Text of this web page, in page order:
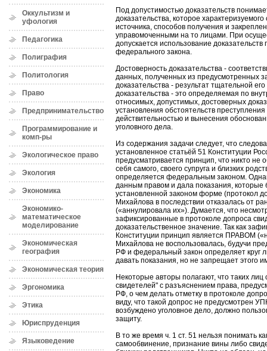
Оккультизм и
уфология
Педагогика
Полиграфия
Политология
Право
Предпринимательство
Программирование и
комп-ры
Экологическое право
Экология
Экономика
Экономико-
математическое
моделирование
Экономическая
география
Экономическая теория
Эргономика
Этика
Юриспруденция
Языковедение
Под допустимостью доказательств
доказательства, которое
источника, способов получения и
управомоченными на то лицами. При
допускается использование
федерального закона.
Достоверность доказательства -
данных, полученных из предусмотренных
доказательства - результат тщательной
доказательства - это определяемая по
относимых, допустимых, достоверных
установления обстоятельств преступления
действительностью и вынесения
уголовного дела.
Из содержания задачи следует, что
установленное статьёй 51 Конституции
предусматривается принцип, что никто не
себя самого, своего супруга и близких
определяется федеральным законом.
данным правом и дала показания,
установленной законом форме (протокол
Михайлова в последствии отказалась от
(«аннулировала их»). Думается, что
зафиксированные в протоколе допроса
доказательственное значение. Так как
Конституции принцип является ПРАВОМ
Михайлова не воспользовалась, будучи
РФ и федеральный закон определяет круг
давать показания, но не запрещает этого
Некоторые авторы полагают, что таких лиц
свидетелей" с разъяснением права,
РФ, о чем делать отметку в протоколе
виду, что такой допрос не предусмотрен
возбуждено уголовное дело, должно
защиту.
В то же время ч. 1 ст. 51 нельзя понимать
самообвинение, признание вины либо